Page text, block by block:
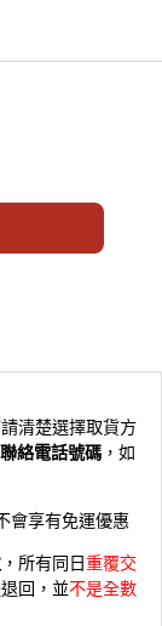
數量
清楚選擇取貨方
絡電話號碼 ，如
會享有免運優惠
，所有同日重覆交
回，並不是全數